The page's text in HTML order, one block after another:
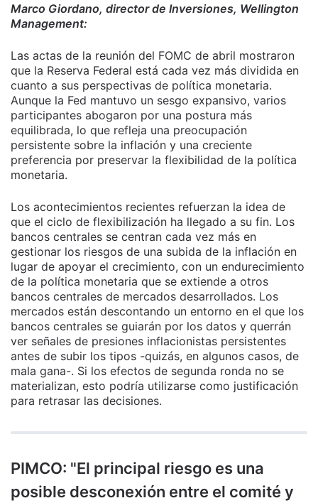
Marco Giordano, director de Inversiones, Wellington
Management:
Las actas de la reunión del FOMC de abril mostraron
que la Reserva Federal está cada vez más dividida en
cuanto a sus perspectivas de política monetaria.
Aunque la Fed mantuvo un sesgo expansivo, varios
participantes abogaron por una postura más
equilibrada, lo que refleja una preocupación
persistente sobre la inflación y una creciente
preferencia por preservar la flexibilidad de la política
monetaria.
Los acontecimientos recientes refuerzan la idea de
que el ciclo de flexibilización ha llegado a su fin. Los
bancos centrales se centran cada vez más en
gestionar los riesgos de una subida de la inflación en
lugar de apoyar el crecimiento, con un endurecimiento
de la política monetaria que se extiende a otros
bancos centrales de mercados desarrollados. Los
mercados están descontando un entorno en el que los
bancos centrales se guiarán por los datos y querrán
ver señales de presiones inflacionistas persistentes
antes de subir los tipos -quizás, en algunos casos, de
mala gana-. Si los efectos de segunda ronda no se
materializan, esto podría utilizarse como justificación
para retrasar las decisiones.
PIMCO: "El principal riesgo es una
posible desconexión entre el comité y